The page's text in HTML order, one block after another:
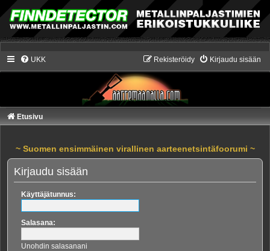
UKK Kirjaudu sisään
Rekisteröidy
Etusivu
~ Suomen ensimmäinen virallinen aarteenetsintäfoorumi ~
Kirjaudu sisään
Käyttäjätunnus:
Salasana:
Unohdin salasanani